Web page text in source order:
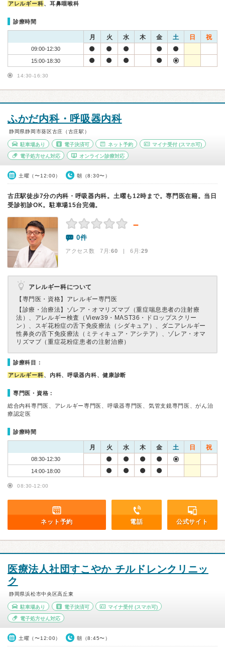
アレルギー科、耳鼻咽喉科
診療時間
月 火 水 木 金 土 日 祝
09:00-12:30
15:00-18:30
14:30-16:30
ふかだ内科・呼吸器内科
静岡県静岡市葵区古庄（古庄駅）
駐車場あり 電子決済可 ネット予約 マイナ受付 (スマホ可)
電子処方せん対応 オンライン診療対応
土曜（〜12:00） 朝（8:30〜）
古庄駅徒歩7分の内科・呼吸器内科。土曜も12時まで。専門医在籍。当日
受診初診OK。駐車場15台完備。
－
0件
アクセス数 7月:60 | 6月:29
アレルギー科について
【専門医・資格】 アレルギー専門医
【診療・治療法】 ゾレア・オマリズマブ（重症喘息患者の注射療
法）、アレルギー検査（View39・MAST36・ドロップスクリー
ン）、スギ花粉症の舌下免疫療法（シダキュア）、ダニアレルギー
性鼻炎の舌下免疫療法（ミティキュア・アシテア）、ゾレア・オマ
リズマブ（重症花粉症患者の注射治療）
診療科目：
アレルギー科、内科、呼吸器内科、健康診断
専門医・資格：
総合内科専門医、アレルギー専門医、呼吸器専門医、気管支鏡専門医、がん治
療認定医
診療時間
月 火 水 木 金 土 日 祝
08:30-12:30
14:00-18:00
08:30-12:00
ネット予約 電話 公式サイト
医療法人社団すこやか チルドレンクリニッ
ク
静岡県浜松市中央区高丘東
駐車場あり 電子決済可 マイナ受付 (スマホ可)
電子処方せん対応
土曜（〜12:00） 朝（8:45〜）